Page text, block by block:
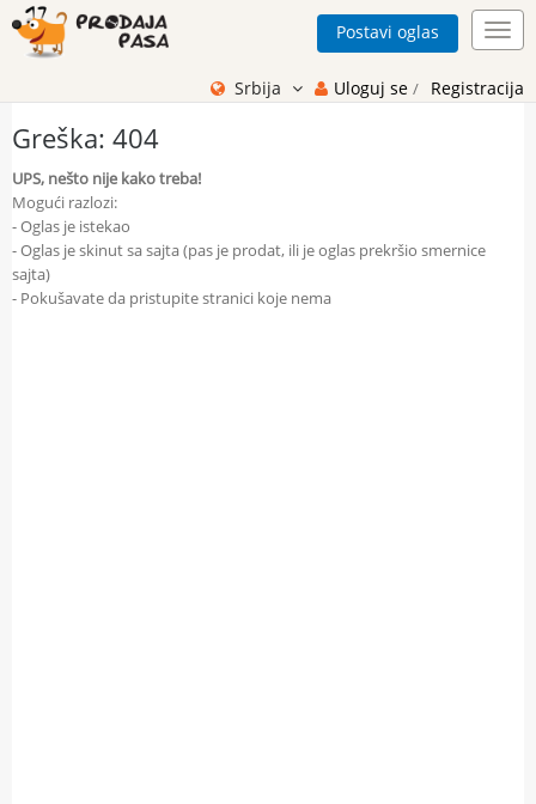
Srbija Uloguj se / Registracija
Postavi oglas
Greška: 404
UPS, nešto nije kako treba!
Mogući razlozi:
- Oglas je istekao
- Oglas je skinut sa sajta (pas je prodat, ili je oglas prekršio smernice
sajta)
- Pokušavate da pristupite stranici koje nema